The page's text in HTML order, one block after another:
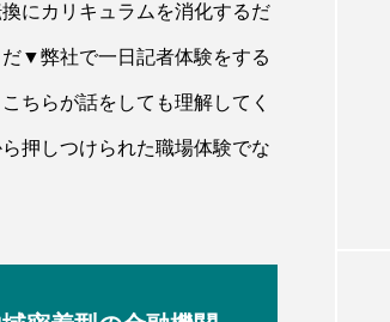
にカリキュラムを消化するだ
▼弊社で一日記者体験をする
ちらが話をしても理解してく
押しつけられた職場体験でな